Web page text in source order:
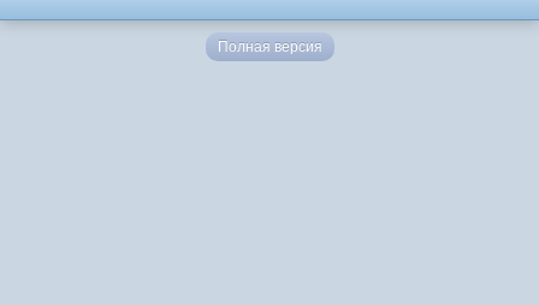
Полная версия